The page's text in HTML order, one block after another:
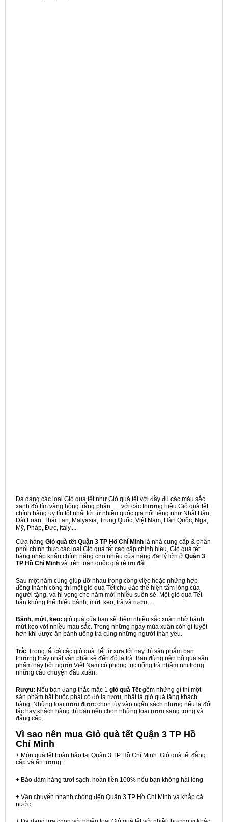
Đa dạng các loại Giỏ quà tết như Giỏ quà tết với đầy đủ các màu sắc
xanh đỏ tím vàng hồng trắng phấn...... với các thương hiệu Giỏ quà tết
chính hãng uy tín tốt nhất tới từ nhiều quốc gia nổi tiếng như Nhật Bản,
Đài Loan, Thái Lan, Malyasia, Trung Quốc, Việt Nam, Hàn Quốc, Nga,
Mỹ, Pháp, Đức, Italy.....
Cửa hàng Giỏ quà tết Quận 3 TP Hồ Chí Minh là nhà cung cấp & phân
phối chính thức các loại Giỏ quà tết cao cấp chính hiệu, Giỏ quà tết
hàng nhập khẩu chính hãng cho nhiều cửa hàng đại lý lớn ở Quận 3
TP Hồ Chí Minh và trên toàn quốc giá rẻ ưu đãi.
Sau một năm cùng giúp đỡ nhau trong công việc hoặc những hợp
đồng thành công thì một giỏ quà Tết chu đáo thể hiện tấm lòng của
người tặng, và hi vọng cho năm mới nhiều suôn sẻ. Một giỏ quà Tết
hẳn không thể thiếu bánh, mứt, kẹo, trà và rượu,...
Bánh, mứt, kẹo: giỏ quà của bạn sẽ thêm nhiều sắc xuân nhờ bánh
mứt kẹo với nhiều màu sắc. Trong những ngày mùa xuân còn gì tuyệt
hơn khi được ăn bánh uống trà cùng những người thân yêu.
Trà: Trong tất cả các giỏ quà Tết từ xưa tới nay thì sản phẩm bạn
thường thấy nhất vẫn phải kể đến đó là trà. Bạn đừng nên bỏ qua sản
phẩm này bởi người Việt Nam có phong tục uống trà nhâm nhi trong
những câu chuyện đầu xuân.
Rượu: Nếu bạn đang thắc mắc 1 giỏ quà Tết gồm những gì thì một
sản phẩm bắt buộc phải có đó là rượu, nhất là giỏ quà tặng khách
hàng. Những loại rượu được chọn tùy vào ngân sách nhưng nếu là đối
tác hay khách hàng thì bạn nên chọn những loại rượu sang trọng và
đẳng cấp.
Vì sao nên mua Giỏ quà tết Quận 3 TP Hồ
Chí Minh
+ Món quà tết hoàn hảo tại Quận 3 TP Hồ Chí Minh: Giỏ quà tết đẳng
cấp và ấn tượng.
+ Bảo đảm hàng tươi sạch, hoàn tiền 100% nếu bạn không hài lòng
+ Vận chuyển nhanh chóng đến Quận 3 TP Hồ Chí Minh và khắp cả
nước.